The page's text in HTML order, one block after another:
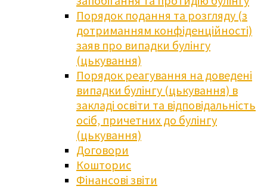
Порядок подання та розгляду (з
дотриманням конфіденційності)
заяв про випадки булінгу
(цькування)
Порядок реагування на доведені
випадки булінгу (цькування) в
закладі освіти та відповідальність
осіб, причетних до булінгу
(цькування)
Договори
Кошторис
Фінансові звіти